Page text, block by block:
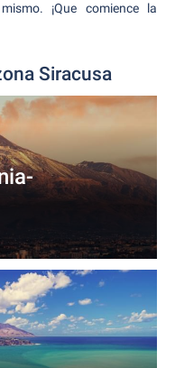
¡Que comience la
Siracusa